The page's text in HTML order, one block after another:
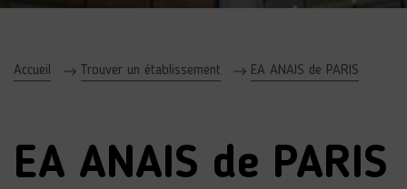
Accueil Trouver un établissement EA ANAIS de PARIS
EA ANAIS de PARIS